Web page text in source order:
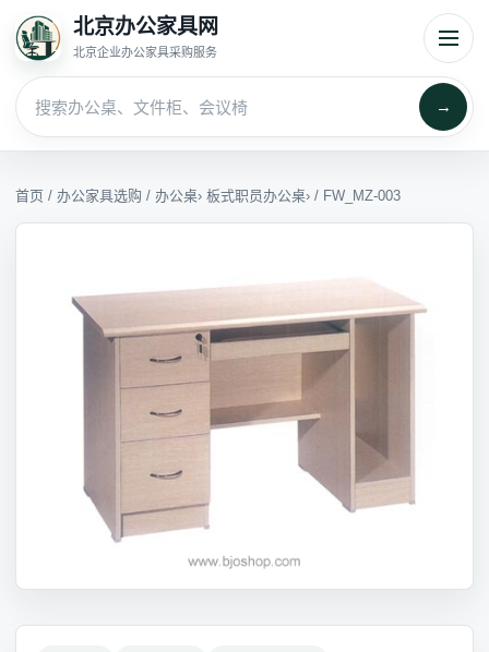
北京办公家具网
北京企业办公家具采购服务
→
首页 / 办公家具选购 / 办公桌› 板式职员办公桌› / FW_MZ-003